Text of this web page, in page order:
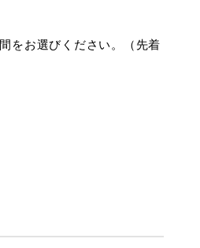
をお選びください。（先着